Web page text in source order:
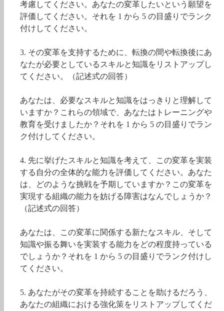
考慮してください。あなたの変革したいという願望を
評価してください。それを 1 から 5 の目盛りでランク
付けしてください。
3. その変革を支持するために、転換の間や転換後にあ
なたが必要としているスキルと知識をリストアップし
てください。（記述式の回答）
あなたは、必要なスキルと知識をはっきりと理解して
いますか？これらの領域で、あなたはトレーニングや
教育を受けましたか？それを 1 から 5 の目盛りでラン
ク付けしてください。
4. 先に挙げたスキルと知識を考えて、この変革を実装
する自分の全体的な能力を評価してください。あなた
は、どのような挑戦を予期していますか？この変革を
実現する組織の能力を妨げる障害はなんでしょうか？
（記述式の回答）
あなたは、この変革に関係する新たなスキル、そして
知識や振る舞いを実装する能力をどの程度持っている
でしょうか？それを 1 から 5 の目盛りでランク付けし
てください。
5. あなたがその変革を持続することを助けるだろう、
あなたの組織における強化策をリストアップしてくだ